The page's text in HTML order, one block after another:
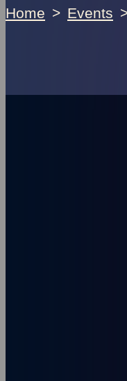
Home Events